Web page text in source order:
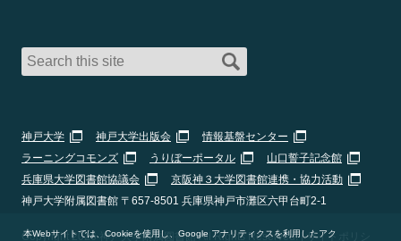
神戸大学 神戸大学出版会
情報基盤センター
ラーニングコモンズ
うりぼーポータル
山口誓子記念館
兵庫県大学図書館協議会
京阪神３大学図書館連携・協力活動
神戸大学附属図書館 〒657-8501 兵庫県神戸市灘区六甲台町2-1
Copyright 2026 神戸大学附属図書館 All Rights Reserved. |サイトポリシ
本Webサイトでは、Cookieを使用し、Google アナリティクスを利用したアク